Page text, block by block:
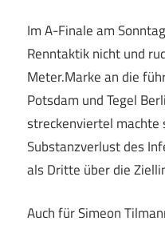
Im A-Finale am
Renntaktik nicht und
Meter.Marke an die
Potsdam und Tegel
streckenviertel machte
Substanzverlust des
als Dritte über die
Auch für Simeon